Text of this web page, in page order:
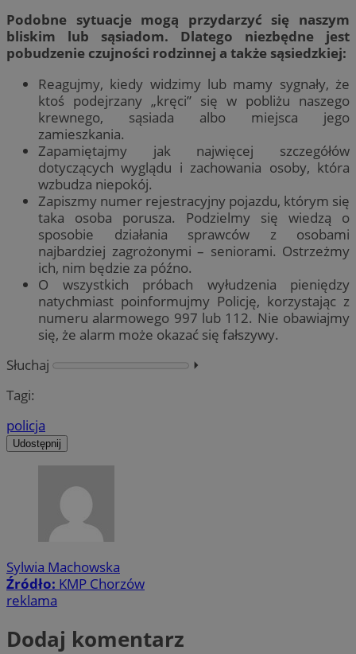
Podobne sytuacje mogą przydarzyć się naszym
bliskim lub sąsiadom. Dlatego niezbędne jest
pobudzenie czujności rodzinnej a także sąsiedzkiej:
Reagujmy, kiedy widzimy lub mamy sygnały, że
ktoś podejrzany „kręci” się w pobliżu naszego
krewnego, sąsiada albo miejsca jego
zamieszkania.
Zapamiętajmy jak najwięcej szczegółów
dotyczących wyglądu i zachowania osoby, która
wzbudza niepokój.
Zapiszmy numer rejestracyjny pojazdu, którym się
taka osoba porusza. Podzielmy się wiedzą o
sposobie działania sprawców z osobami
najbardziej zagrożonymi – seniorami. Ostrzeżmy
ich, nim będzie za późno.
O wszystkich próbach wyłudzenia pieniędzy
natychmiast poinformujmy Policję, korzystając z
numeru alarmowego 997 lub 112. Nie obawiajmy
się, że alarm może okazać się fałszywy.
Słuchaj
⏵︎
Tagi:
policja
Udostępnij
Sylwia Machowska
Źródło: KMP Chorzów
reklama
Dodaj komentarz